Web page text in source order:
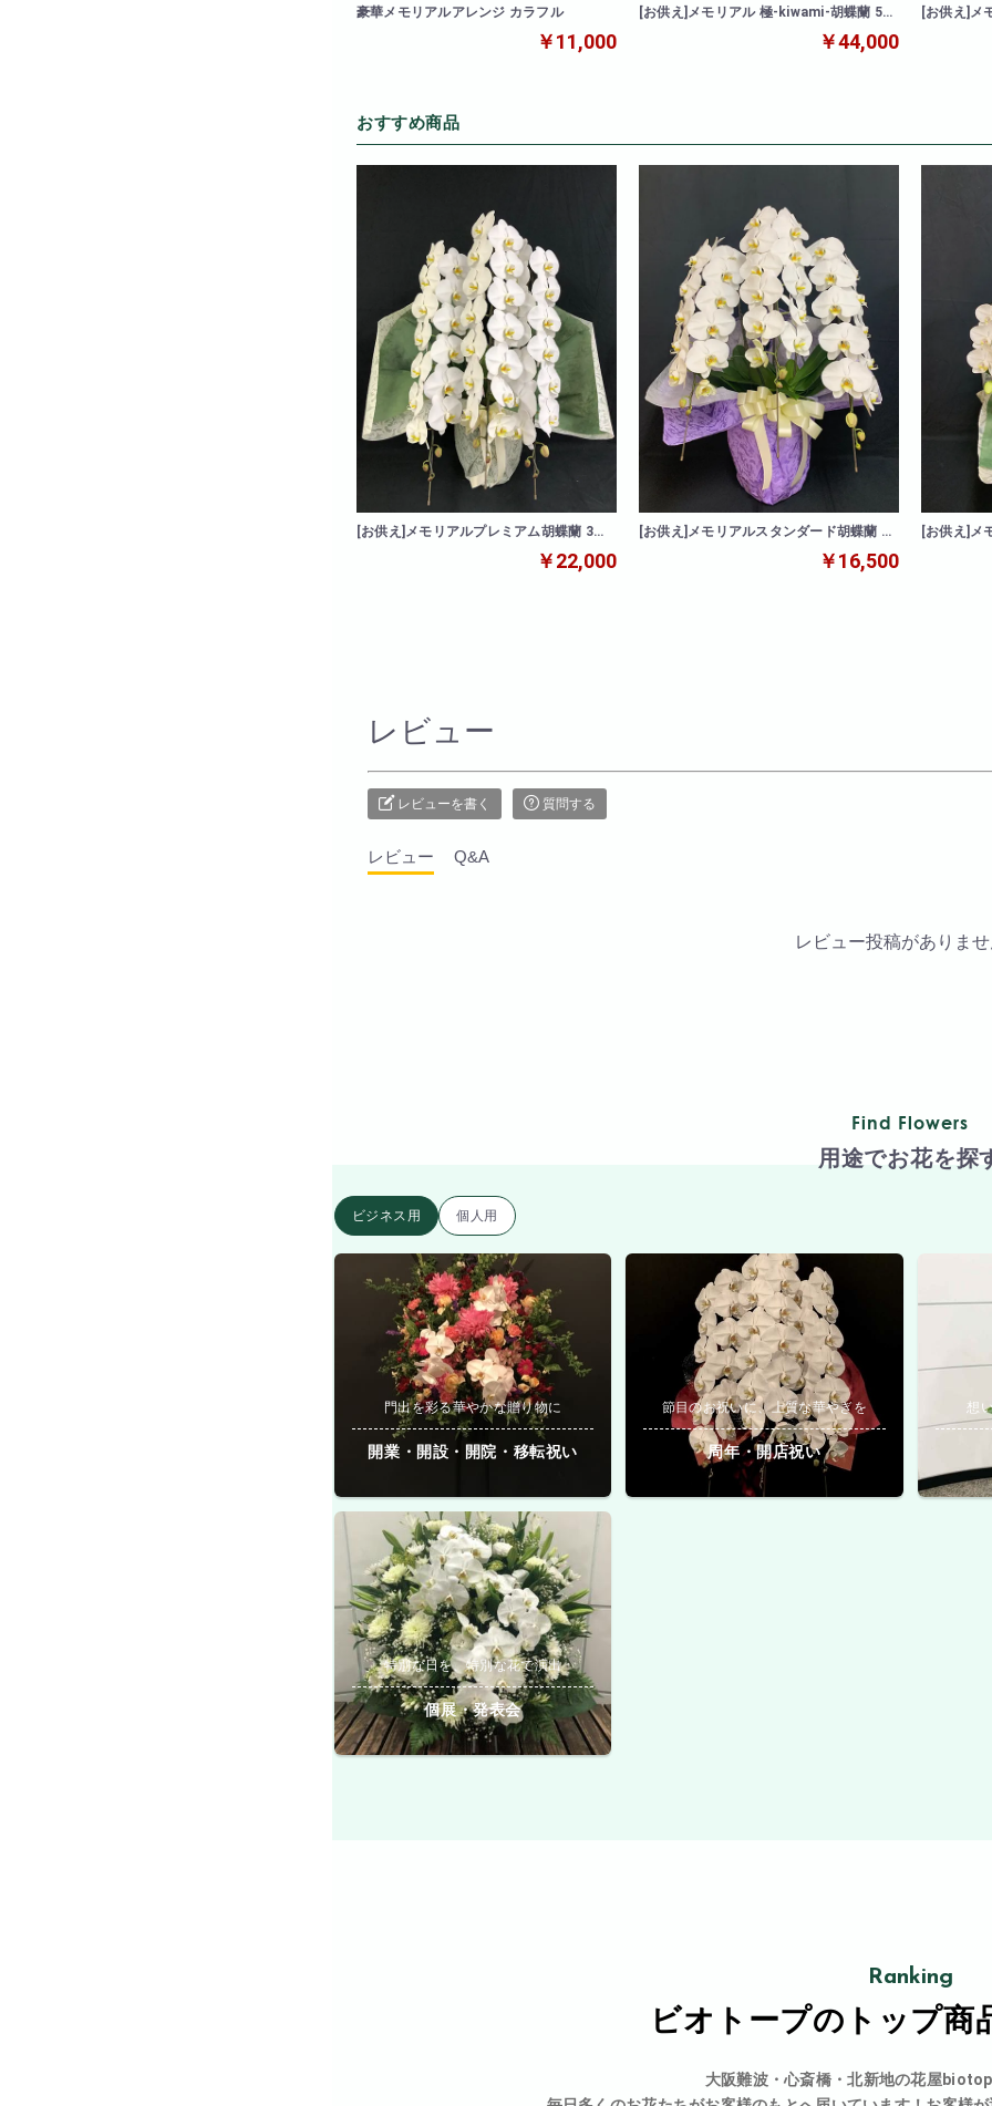
豪華メモリアルアレンジ カラフル
￥11,000
[お供え]メモリアル 極-kiwami-胡蝶蘭 5本
￥44,000
[お供え]メ
おすすめ商品
[お供え]メモリアルプレミアム胡蝶蘭 3本
￥22,000
[お供え]メモリアルスタンダード胡蝶蘭 3
￥16,500
[お供え]メ
レビュー
レビューを書く 質問する
レビュー Q&A
レビュー投稿がありま
Find Flowers
用途でお花を探
ビジネス用 個人用
門出を彩る華やかな贈り物に
開業・開設・開院・移転祝い
節目のお祝いに、上質な華やぎを
周年・開店祝い
想
特別な日を、特別な花で演出
個展・発表会
Ranking
ビオトープの トップ商
大阪難波・心斎橋・北新地の花屋